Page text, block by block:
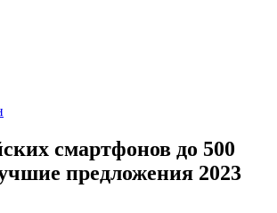
смартфонов до 500
предложения 2023